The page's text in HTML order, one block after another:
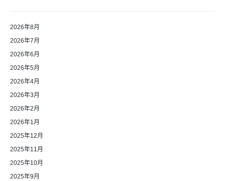
2026年8月
2026年7月
2026年6月
2026年5月
2026年4月
2026年3月
2026年2月
2026年1月
2025年12月
2025年11月
2025年10月
2025年9月